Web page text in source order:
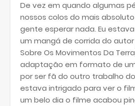
De vez em quando algumas
nossos colos do mais
gente esperar nada. Eu
um mangá de corrida do autor
Sobre Os Movimentos Da
adaptação em formato de
por ser fã do outro trabalho
estava intrigado para ver o
um belo dia o filme acabou